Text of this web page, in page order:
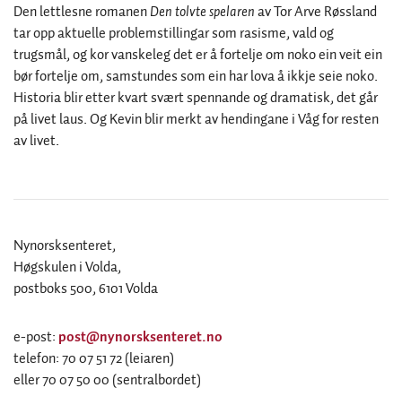
Den lettlesne romanenDen tolvte spelarenav Tor Arve Røssland
tar opp aktuelle problemstillingar som rasisme, vald og
trugsmål, og kor vanskeleg det er å fortelje om noko ein veit ein
bør fortelje om, samstundes som ein har lova å ikkje seie noko.
Historia blir etter kvart svært spennande og dramatisk, det går
på livet laus. Og Kevin blir merkt av hendingane i Våg for resten
av livet.
Nynorsksenteret,
Høgskulen i Volda,
postboks 500, 6101 Volda
e-post: post@nynorsksenteret.no
telefon: 70 07 51 72 (leiaren)
eller 70 07 50 00 (sentralbordet)